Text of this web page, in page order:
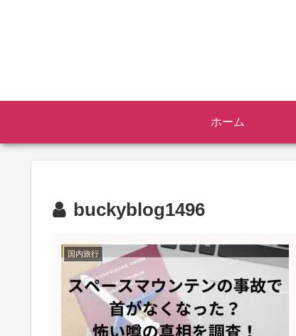
ホーム
buckyblog1496
国内旅行